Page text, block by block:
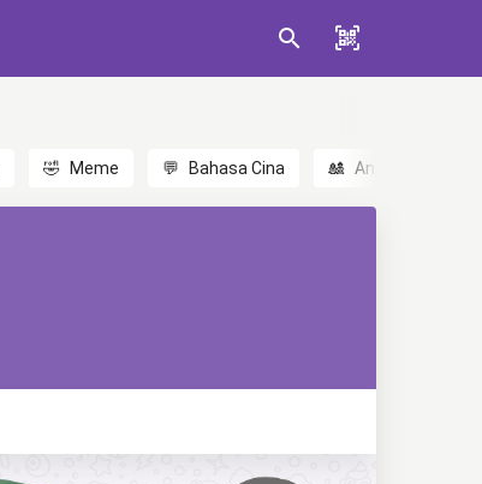
🤣 Meme 💬 Bahasa Cina 🎎 Anime